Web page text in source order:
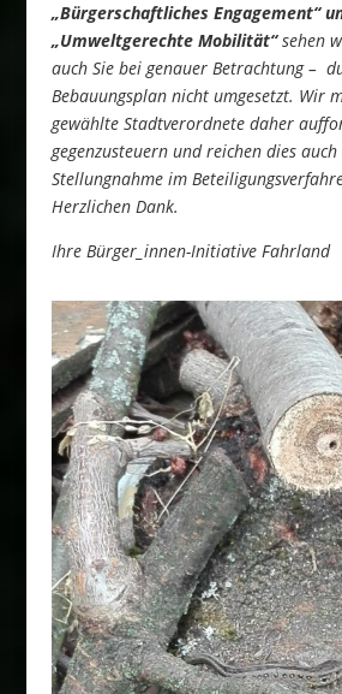
„Bürgerschaftliches Engagement“
„Umweltgerechte Mobilität“sehen
auch Sie bei genauer Betrachtung –
Bebauungsplan nicht umgesetzt. Wir
gewählte Stadtverordnete daher
gegenzusteuern und reichen dies
Stellungnahme im
Herzlichen Dank.
Ihre Bürger_innen-Initiative Fahrland